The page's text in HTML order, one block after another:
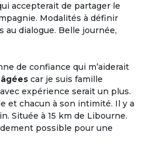
accepterait de partager le
Modalités à définir
au dialogue. Belle journée,
de confiance qui m’aiderait
car je suis famille
expérience serait un plus.
et chacun à son intimité. Il y a
Située à 15 km de Libourne.
possible pour une